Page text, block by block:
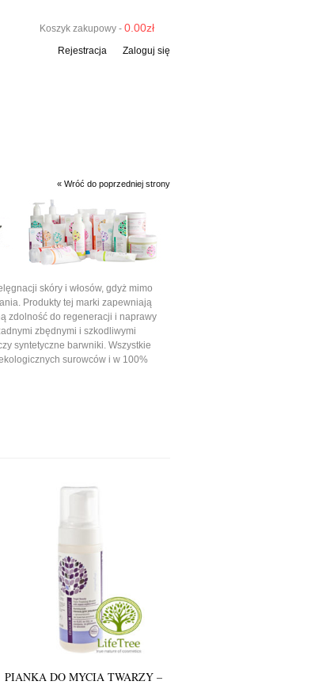
Koszyk zakupowy - 0.00zł
Rejestracja Zaloguj się
« Wróć do poprzedniej strony
skóry i włosów, gdyż mimo
Produkty tej marki zapewniają
zdolność do regeneracji i naprawy
zbędnymi i szkodliwymi
syntetyczne barwniki. Wszystkie
surowców i w 100%
PIANKA DO MYCIA TWARZY –